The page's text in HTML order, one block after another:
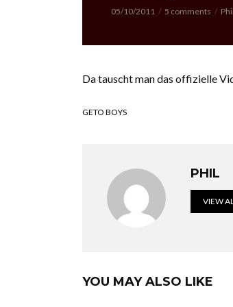
05/10/2011 5 comments Phil
Da tauscht man das offizielle
GETO BOYS
PHIL
VIEW
YOU MAY ALSO LIKE